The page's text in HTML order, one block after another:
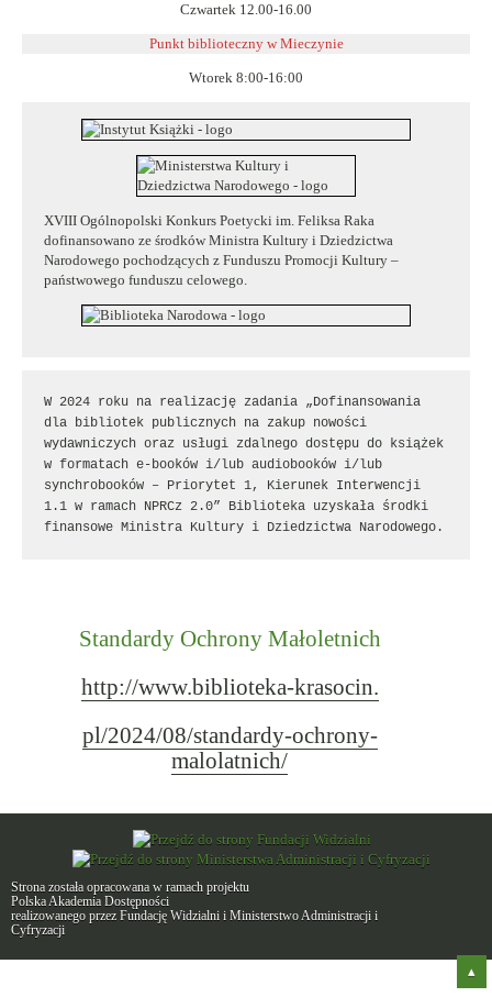
Czwartek 12.00-16.00
Punkt biblioteczny w Mieczynie
Wtorek 8:00-16:00
XVIII Ogólnopolski Konkurs Poetycki im. Feliksa Raka
dofinansowano ze środków Ministra Kultury i Dziedzictwa
Narodowego pochodzących z Funduszu Promocji Kultury –
państwowego funduszu celowego.
W 2024 roku na realizację zadania „Dofinansowania
dla bibliotek publicznych na zakup nowości
wydawniczych oraz usługi zdalnego dostępu do książek
w formatach e-booków i/lub audiobooków i/lub
synchrobooków – Priorytet 1, Kierunek Interwencji
1.1 w ramach NPRCz 2.0” Biblioteka uzyskała środki
finansowe Ministra Kultury i Dziedzictwa Narodowego.
Standardy Ochrony Małoletnich
http://www.biblioteka-krasocin.
pl/2024/08/standardy-ochrony-
malolatnich/
Strona została opracowana w ramach projektu
Polska Akademia Dostępności
realizowanego przez Fundację Widzialni i Ministerstwo Administracji i
Cyfryzacji
Do